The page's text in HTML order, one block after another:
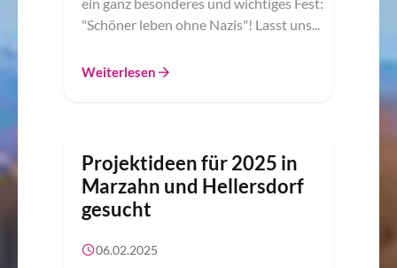
"Schöner leben ohne Nazis"! Lasst uns...
Weiterlesen
Projektideen für 2025 in
Marzahn und Hellersdorf
gesucht
06.02.2025